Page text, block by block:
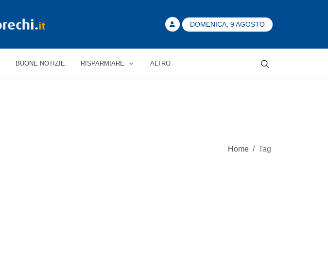
DOMENICA, 9 AGOSTO
BUONE NOTIZIE RISPARMIARE ALTRO
Home / Tag